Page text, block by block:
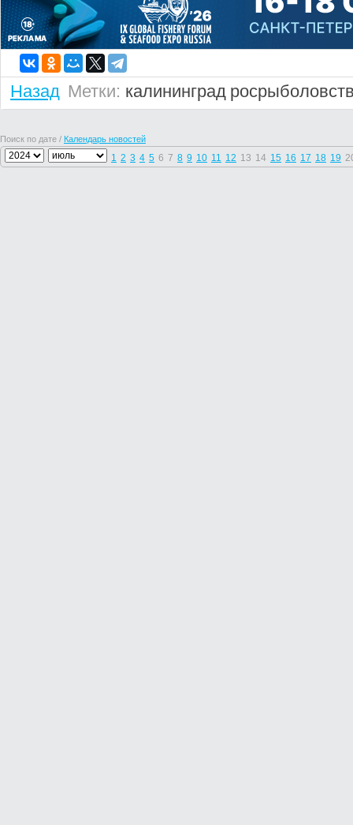
Назад Метки: калининград
Поиск по дате / Календарь новостей
1 2 3 4 5 6 7 8 9 10 11 12 13 14 15 16 17 18 19